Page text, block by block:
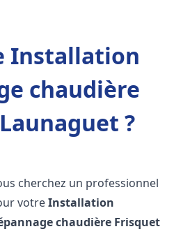
Installation
chaudière
?
cherchez un professionnel
votreInstallation
chaudière Frisquet